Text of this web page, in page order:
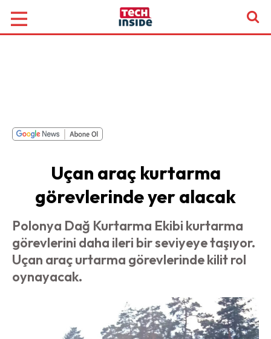
Uçan araç kurtarma
görevlerinde yer alacak
Polonya Dağ Kurtarma Ekibi kurtarma
görevlerini daha ileri bir seviyeye taşıyor.
Uçan araç urtarma görevlerinde kilit rol
oynayacak.